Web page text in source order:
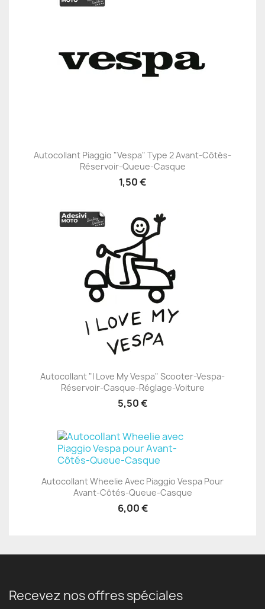
Autocollant Piaggio "Vespa" Type 2 Avant-Côtés-
Réservoir-Queue-Casque
1,50 €
Autocollant "I Love My Vespa" Scooter-Vespa-
Réservoir-Casque-Réglage-Voiture
5,50 €
Autocollant Wheelie Avec Piaggio Vespa Pour
Avant-Côtés-Queue-Casque
6,00 €
Recevez nos offres spéciales